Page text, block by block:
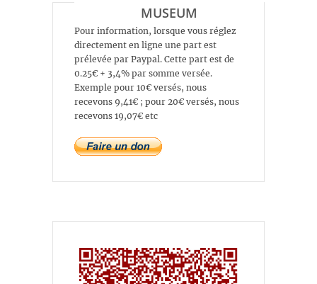
MUSEUM
Pour information, lorsque vous réglez
directement en ligne une part est
prélevée par Paypal. Cette part est de
0.25€ + 3,4% par somme versée.
Exemple pour 10€ versés, nous
recevons 9,41€ ; pour 20€ versés, nous
recevons 19,07€ etc